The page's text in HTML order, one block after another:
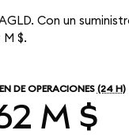
Con un
$.
DE OPERACIONES (24 H)
M $